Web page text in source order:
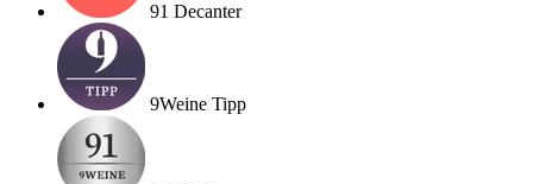
91 Decanter
9Weine Tipp